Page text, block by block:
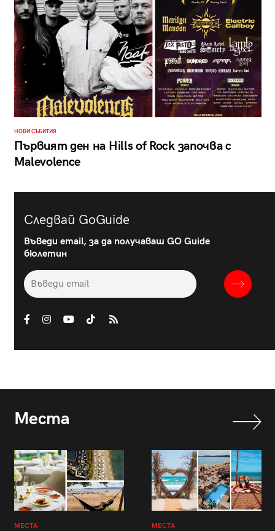
НОВИ СЪБИТИЯ
Първият ден на Hills of Rock започва с
Malevolence
Следвай GoGuide
Въведи email, за да получаваш GO Guide
бюлетин
Места
МЕСТА МЕСТА